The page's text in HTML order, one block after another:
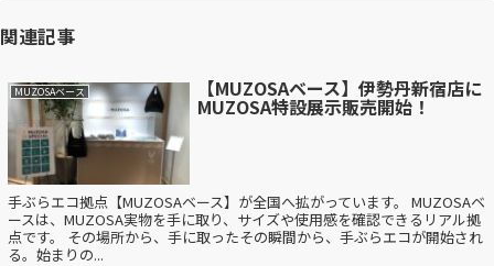
関連記事
MUZOSAベース 【MUZOSAベース】伊勢丹新宿店に
MUZOSA特設展示販売開始！
手ぶらエコ拠点【MUZOSAベース】が全国へ拡がっています。 MUZOSAベ
ースは、MUZOSA実物を手に取り、サイズや使用感を確認できるリアル拠
点です。 その場所から、手に取ったその瞬間から、手ぶらエコが開始され
る。始まりの...